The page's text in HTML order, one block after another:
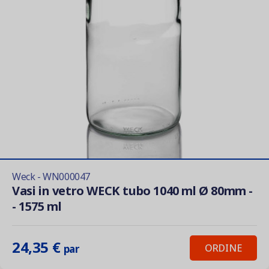
Weck - WN000047
Vasi in vetro WECK tubo 1040 ml Ø 80mm -
- 1575 ml
24,35 € par ORDINE